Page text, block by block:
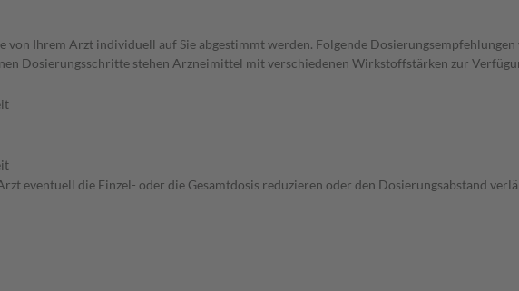
Ihrem Arzt individuell auf Sie abgestimmt werden. Folgende
Dosierungsschritte stehen Arzneimittel mit verschiedenen Wirkstoffstärken zur
eventuell die Einzel- oder die Gesamtdosis reduzieren oder den Dosierungsabstand